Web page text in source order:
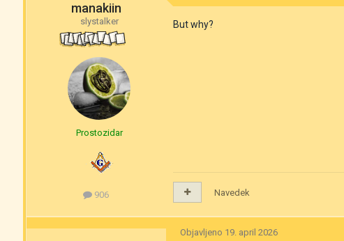
manakiin
slystalker
Prostozidar
906
But why?
Navedek
Objavljeno 19. april 2026